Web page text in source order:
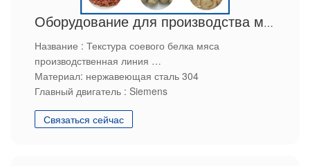
Оборудование для производства мяса ТВП
Название : Текстура соевого белка мяса
производственная линия
Материал: нержавеющая сталь 304
Главный двигатель : Siemens
Конечная продукция: соевый белок
Связаться сейчас